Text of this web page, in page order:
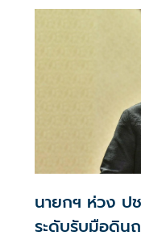
นายกฯ ห่วง ป
ระดับรับมือดิน